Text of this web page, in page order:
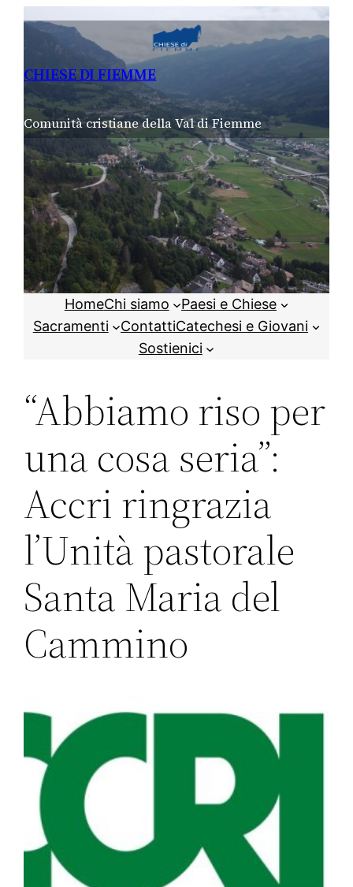
CHIESE DI FIEMME
Comunità cristiane della Val di Fiemme
HomeChi siamo
Paesi e Chiese
Sacramenti
ContattiCatechesi e Giovani
Sostienici
“Abbiamo riso per
una cosa seria”:
Accri ringrazia
l’Unità pastorale
Santa Maria del
Cammino